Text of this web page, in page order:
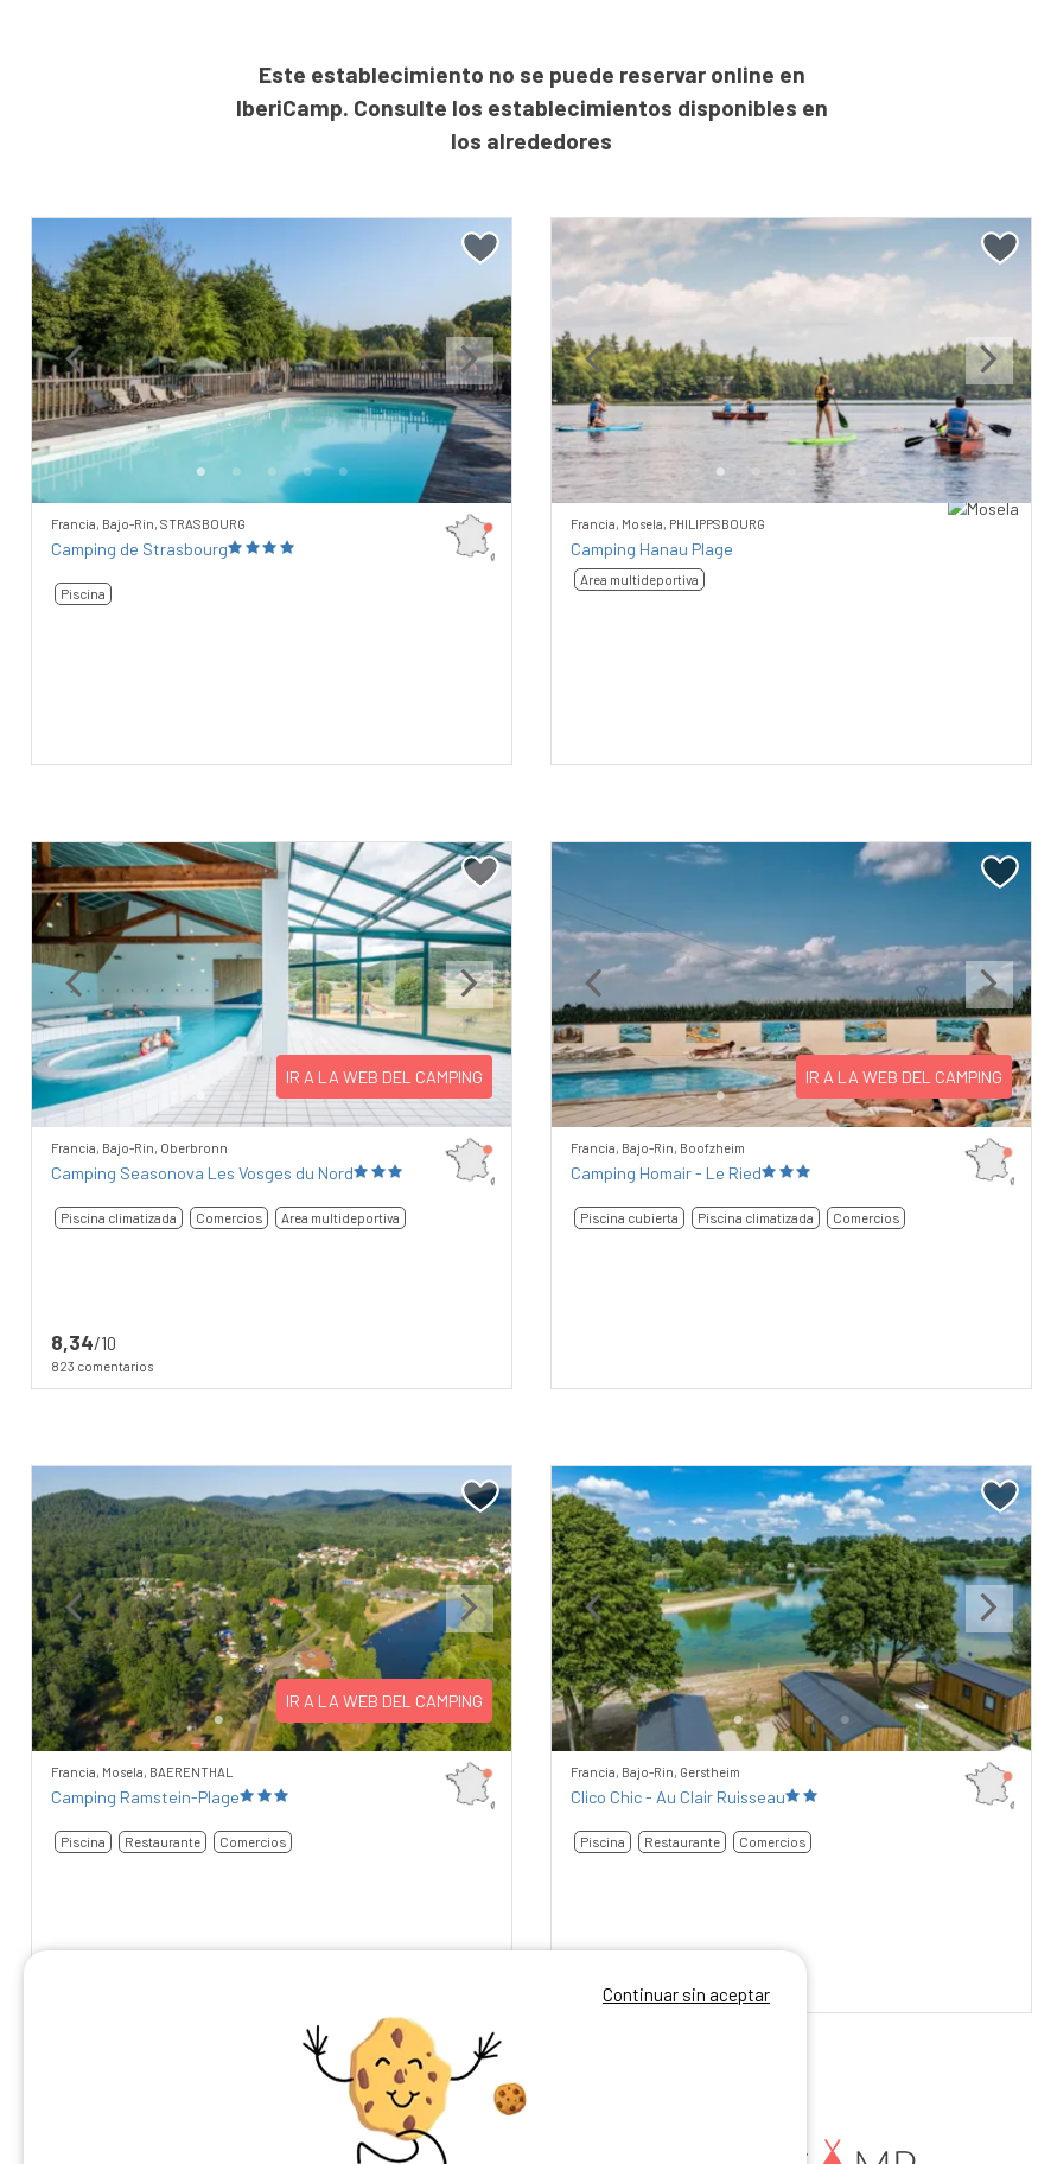
Este establecimiento no se puede reservar online en
IberiCamp. Consulte los establecimientos disponibles en
los alrededores
Previous Next
Francia, Bajo-Rin, STRASBOURG
Camping de Strasbourg
Piscina
Previous Next
Francia, Mosela, PHILIPPSBOURG
Camping Hanau Plage
Area multideportiva
Previous Next
IR A LA WEB DEL CAMPING
Francia, Bajo-Rin, Oberbronn
Camping Seasonova Les Vosges du Nord
Piscina climatizada Comercios Area multideportiva
8,34/10
823 comentarios
Previous Next
IR A LA WEB DEL CAMPING
Francia, Bajo-Rin, Boofzheim
Camping Homair - Le Ried
Piscina cubierta Piscina climatizada Comercios
Previous Next
IR A LA WEB DEL CAMPING
Francia, Mosela, BAERENTHAL
Camping Ramstein-Plage
Piscina Restaurante Comercios
Previous Next
Francia, Bajo-Rin, Gerstheim
Clico Chic - Au Clair Ruisseau
Piscina Restaurante Comercios
Continuar sin aceptar